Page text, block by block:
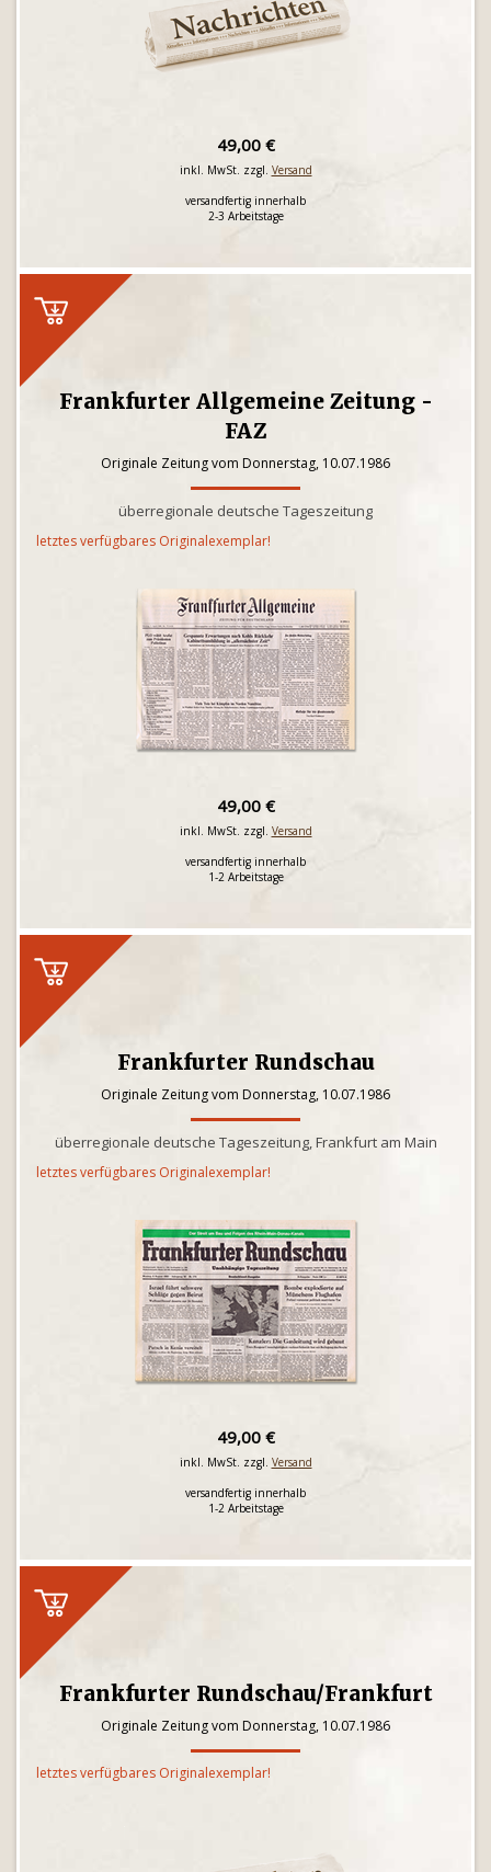
49,00 €
inkl. MwSt. zzgl. Versand
versandfertig innerhalb
2-3 Arbeitstage
Frankfurter Allgemeine Zeitung -
FAZ
Originale Zeitung vom Donnerstag, 10.07.1986
überregionale deutsche Tageszeitung
letztes verfügbares Originalexemplar!
49,00 €
inkl. MwSt. zzgl. Versand
versandfertig innerhalb
1-2 Arbeitstage
Frankfurter Rundschau
Originale Zeitung vom Donnerstag, 10.07.1986
überregionale deutsche Tageszeitung, Frankfurt am Main
letztes verfügbares Originalexemplar!
49,00 €
inkl. MwSt. zzgl. Versand
versandfertig innerhalb
1-2 Arbeitstage
Frankfurter Rundschau/Frankfurt
Originale Zeitung vom Donnerstag, 10.07.1986
letztes verfügbares Originalexemplar!